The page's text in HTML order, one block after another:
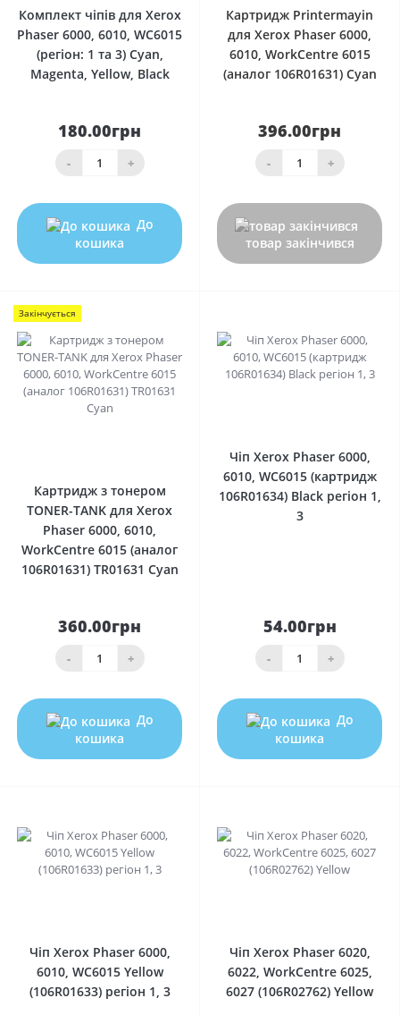
Комплект чіпів для Xerox
Phaser 6000, 6010, WC6015
(регіон: 1 та 3) Cyan,
Magenta, Yellow, Black
180.00грн
- +
До
кошика
Картридж Printermayin
для Xerox Phaser 6000,
6010, WorkCentre 6015
(аналог 106R01631) Cyan
396.00грн
- +
товар закінчився
Закінчується
Картридж з тонером
TONER-TANK для Xerox
Phaser 6000, 6010,
WorkCentre 6015 (аналог
106R01631) TR01631 Cyan
360.00грн
- +
До
кошика
Чіп Xerox Phaser 6000,
6010, WC6015 (картридж
106R01634) Black регіон 1,
3
54.00грн
- +
До
кошика
Чіп Xerox Phaser 6000,
6010, WC6015 Yellow
(106R01633) регіон 1, 3
Чіп Xerox Phaser 6020,
6022, WorkCentre 6025,
6027 (106R02762) Yellow